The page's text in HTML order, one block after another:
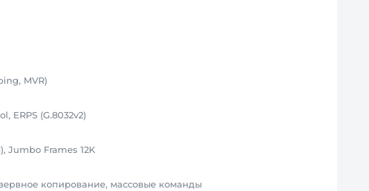
MVR)
ERPS (G.8032v2)
Jumbo Frames 12K
копирование, массовые команды